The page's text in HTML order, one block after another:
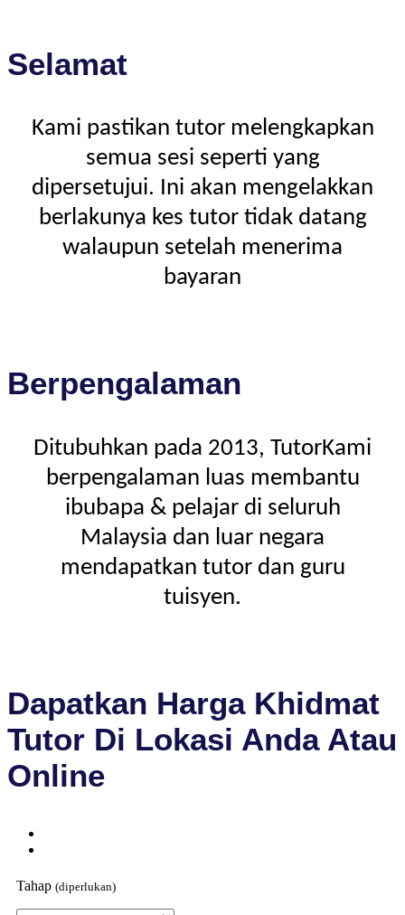
Selamat
Kami pastikan tutor melengkapkan
semua sesi seperti yang
dipersetujui. Ini akan mengelakkan
berlakunya kes tutor tidak datang
walaupun setelah menerima
bayaran
Berpengalaman
Ditubuhkan pada 2013, TutorKami
berpengalaman luas membantu
ibubapa & pelajar di seluruh
Malaysia dan luar negara
mendapatkan tutor dan guru
tuisyen.
Dapatkan Harga Khidmat
Tutor Di Lokasi Anda Atau
Online
Tahap (diperlukan)